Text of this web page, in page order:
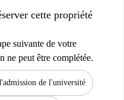
cette propriété
suivante de votre
ne peut être complétée.
de l'université